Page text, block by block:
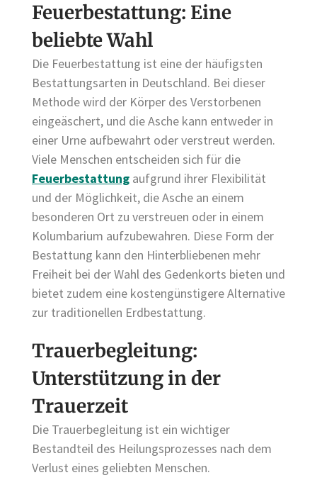
Feuerbestattung: Eine
beliebte Wahl
Die Feuerbestattung ist eine der häufigsten
Bestattungsarten in Deutschland. Bei dieser
Methode wird der Körper des Verstorbenen
eingeäschert, und die Asche kann entweder in
einer Urne aufbewahrt oder verstreut werden.
Viele Menschen entscheiden sich für die
Feuerbestattung aufgrund ihrer Flexibilität
und der Möglichkeit, die Asche an einem
besonderen Ort zu verstreuen oder in einem
Kolumbarium aufzubewahren. Diese Form der
Bestattung kann den Hinterbliebenen mehr
Freiheit bei der Wahl des Gedenkorts bieten und
bietet zudem eine kostengünstigere Alternative
zur traditionellen Erdbestattung.
Trauerbegleitung:
Unterstützung in der
Trauerzeit
Die Trauerbegleitung ist ein wichtiger
Bestandteil des Heilungsprozesses nach dem
Verlust eines geliebten Menschen.